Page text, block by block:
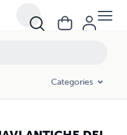
Categories